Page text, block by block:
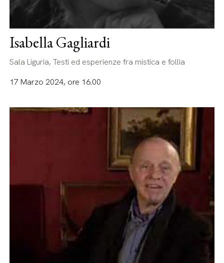
Isabella Gagliardi
Sala Liguria, Testi ed esperienze fra mistica e follia
17 Marzo 2024, ore 16.00